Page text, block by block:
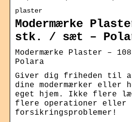
plaster
Modermærke
stk. / sæt –
Modermærke Plaster –
Polara
Giver dig friheden til
dine modermærker eller
eget hjem. Ikke flere
flere operationer eller
forsikringsproblemer!